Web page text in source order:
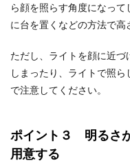
ら顔を照らす角度になっ
に台を置くなどの方法で高
ただし、ライトを顔に近
しまったり、ライトで照
で注意してください。
ポイント３ 明るさ
用意する